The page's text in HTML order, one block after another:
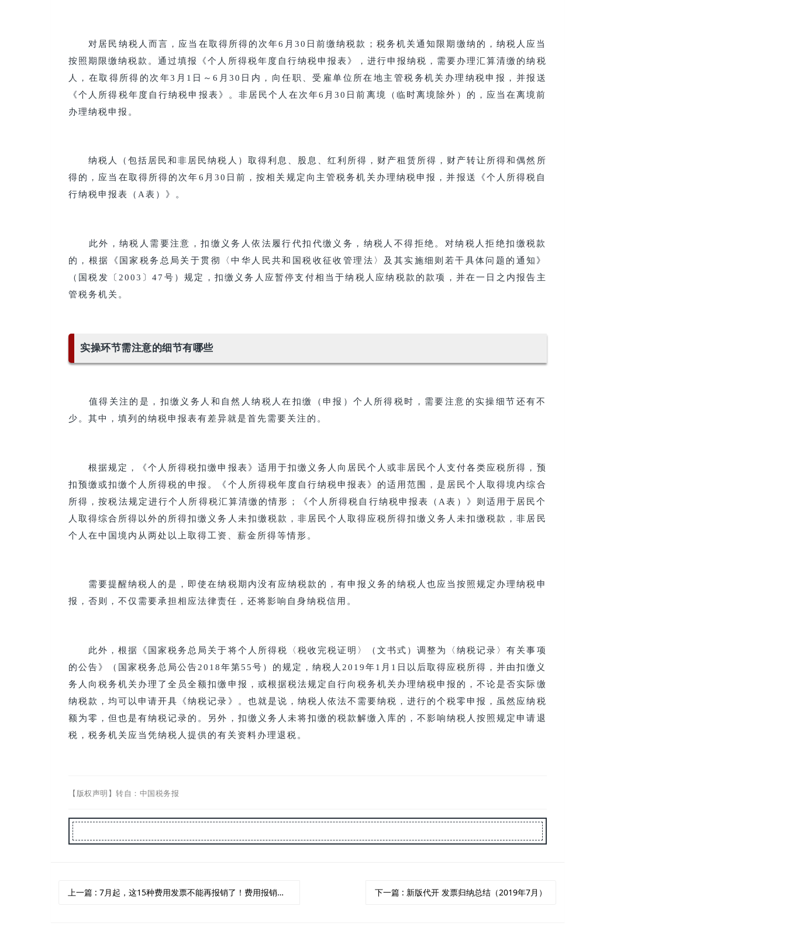
对居民纳税人而言，应当在取得所得的次年6月30日前缴纳税款；税务机关通知限期缴纳的，纳税人应当
按照期限缴纳税款。通过填报《个人所得税年度自行纳税申报表》，进行申报纳税，需要办理汇算清缴的纳税
人，在取得所得的次年3月1日～6月30日内，向任职、受雇单位所在地主管税务机关办理纳税申报，并报送
《个人所得税年度自行纳税申报表》。非居民个人在次年6月30日前离境（临时离境除外）的，应当在离境前
办理纳税申报。
纳税人（包括居民和非居民纳税人）取得利息、股息、红利所得，财产租赁所得，财产转让所得和偶然所
得的，应当在取得所得的次年6月30日前，按相关规定向主管税务机关办理纳税申报，并报送《个人所得税自
行纳税申报表（A表）》。
此外，纳税人需要注意，扣缴义务人依法履行代扣代缴义务，纳税人不得拒绝。对纳税人拒绝扣缴税款
的，根据《国家税务总局关于贯彻〈中华人民共和国税收征收管理法〉及其实施细则若干具体问题的通知》
（国税发〔2003〕47号）规定，扣缴义务人应暂停支付相当于纳税人应纳税款的款项，并在一日之内报告主
管税务机关。
实操环节需注意的细节有哪些
值得关注的是，扣缴义务人和自然人纳税人在扣缴（申报）个人所得税时，需要注意的实操细节还有不
少。其中，填列的纳税申报表有差异就是首先需要关注的。
根据规定，《个人所得税扣缴申报表》适用于扣缴义务人向居民个人或非居民个人支付各类应税所得，预
扣预缴或扣缴个人所得税的申报。《个人所得税年度自行纳税申报表》的适用范围，是居民个人取得境内综合
所得，按税法规定进行个人所得税汇算清缴的情形；《个人所得税自行纳税申报表（A表）》则适用于居民个
人取得综合所得以外的所得扣缴义务人未扣缴税款，非居民个人取得应税所得扣缴义务人未扣缴税款，非居民
个人在中国境内从两处以上取得工资、薪金所得等情形。
需要提醒纳税人的是，即使在纳税期内没有应纳税款的，有申报义务的纳税人也应当按照规定办理纳税申
报，否则，不仅需要承担相应法律责任，还将影响自身纳税信用。
此外，根据《国家税务总局关于将个人所得税〈税收完税证明〉（文书式）调整为〈纳税记录〉有关事项
的公告》（国家税务总局公告2018年第55号）的规定，纳税人2019年1月1日以后取得应税所得，并由扣缴义
务人向税务机关办理了全员全额扣缴申报，或根据税法规定自行向税务机关办理纳税申报的，不论是否实际缴
纳税款，均可以申请开具《纳税记录》。也就是说，纳税人依法不需要纳税，进行的个税零申报，虽然应纳税
额为零，但也是有纳税记录的。另外，扣缴义务人未将扣缴的税款解缴入库的，不影响纳税人按照规定申请退
税，税务机关应当凭纳税人提供的有关资料办理退税。
【版权声明】转自：中国税务报
上一篇 : 7月起，这15种费用发票不能再报销了！费用报销不能只附一张发票！会计收到立即退回！（超全） 下一篇 : 新版代开 发票归纳总结（2019年7月）